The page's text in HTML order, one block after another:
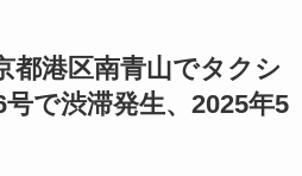
都港区南青山でタクシ
で渋滞発生、2025年5